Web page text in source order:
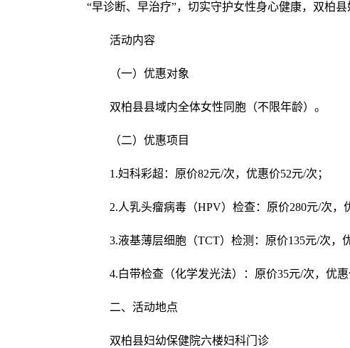
“早诊断、早治疗”，切实守护女性身心健康，双柏
活动内容
（一）优惠对象
双柏县县域内全体女性同胞（不限年龄）。
（二）优惠项目
1.妇科彩超：原价82元/次，优惠价52元/次；
2.人乳头瘤病毒（HPV）检查：原价280元/次，
3.液基薄层细胞（TCT）检测：原价135元/次，
4.白带检查（化学发光法）：原价35元/次，优惠
二、活动地点
双柏县妇幼保健院六楼妇科门诊